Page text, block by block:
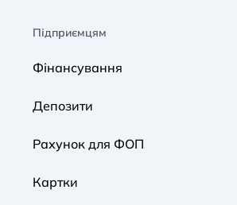
Підприємцям
Фінансування
Депозити
Рахунок для ФОП
Картки